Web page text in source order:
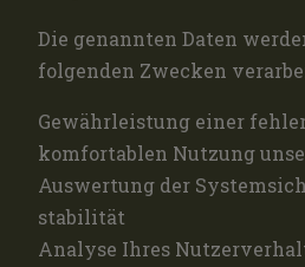
Die genannten Daten
folgenden Zwecken
Gewährleistung einer
komfortablen Nutzung
Auswertung der
stabilität
Analyse Ihres